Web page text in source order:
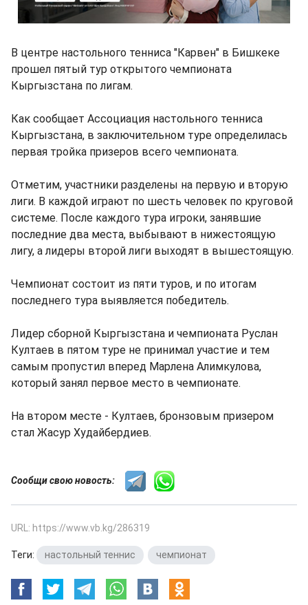
В центре настольного тенниса "Карвен" в Бишкеке
прошел пятый тур открытого чемпионата
Кыргызстана по лигам.
Как сообщает Ассоциация настольного тенниса
Кыргызстана, в заключительном туре определилась
первая тройка призеров всего чемпионата.
Отметим, участники разделены на первую и вторую
лиги. В каждой играют по шесть человек по круговой
системе. После каждого тура игроки, занявшие
последние два места, выбывают в нижестоящую
лигу, а лидеры второй лиги выходят в вышестоящую.
Чемпионат состоит из пяти туров, и по итогам
последнего тура выявляется победитель.
Лидер сборной Кыргызстана и чемпионата Руслан
Култаев в пятом туре не принимал участие и тем
самым пропустил вперед Марлена Алимкулова,
который занял первое место в чемпионате.
На втором месте - Култаев, бронзовым призером
стал Жасур Худайбердиев.
Сообщи свою новость:
URL: https://www.vb.kg/286319
Теги: настольный теннис чемпионат